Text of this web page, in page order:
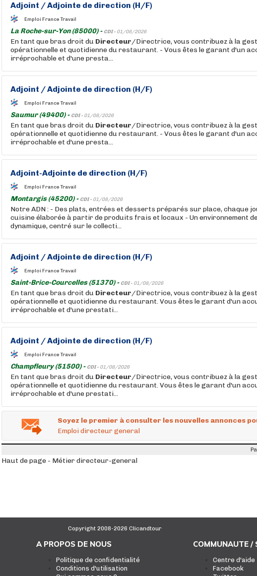
Adjoint / Adjointe de direction (H/F)
Emploi France Travail
La Roche-sur-Yon (85000) - CDI - 01/08/2026
En tant que bras droit du Directeur/Directrice, vous contribuez à la
opérationnelle et quotidienne du restaurant. - Vous êtes le garant d'un
irréprochable et d'une presta...
Adjoint / Adjointe de direction (H/F)
Emploi France Travail
Saumur (49400) - CDI - 01/08/2026
En tant que bras droit du Directeur/Directrice, vous contribuez à la
opérationnelle et quotidienne du restaurant. - Vous êtes le garant d'un
irréprochable et d'une presta...
Adjoint-Adjointe de direction (H/F)
Emploi France Travail
Montargis (45200) - CDI - 01/08/2026
Notre ADN : - Des plats, entrées et desserts préparés sur place, chaque
cuisine élaborée à partir de produits frais et locaux - Un environnement
dynamique, centré sur le collecti...
Adjoint / Adjointe de direction (H/F)
Emploi France Travail
Saint-Brice-Courcelles (51370) - CDI - 01/08/2026
En tant que bras droit du Directeur/Directrice, vous contribuez à la
opérationnelle et quotidienne du restaurant. Vous êtes le garant d'un
irréprochable et d'une prestati...
Adjoint / Adjointe de direction (H/F)
Emploi France Travail
Champfleury (51500) - CDI - 01/08/2026
En tant que bras droit du Directeur/Directrice, vous contribuez à la
opérationnelle et quotidienne du restaurant. Vous êtes le garant d'un
irréprochable et d'une prestati...
Soyez le premier à consulter les nouvelles annonces
Emploi directeur general
Haut de page - Métier directeur-general
Copyright 2008-2026 Clicandtour
A PROPOS DE NOUS
Politique de confidentialité
Conditions d'utilisation
COMMUNAUTE /
Centre d'aide
Facebook